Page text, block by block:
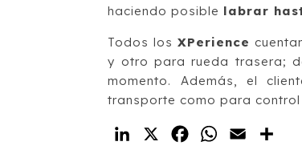
haciendo posible labrar
Todos losXPerience
y otro para rueda trasera;
momento. Además, el
transporte como para
LinkedIn
X FacebookWhatsApp
Email